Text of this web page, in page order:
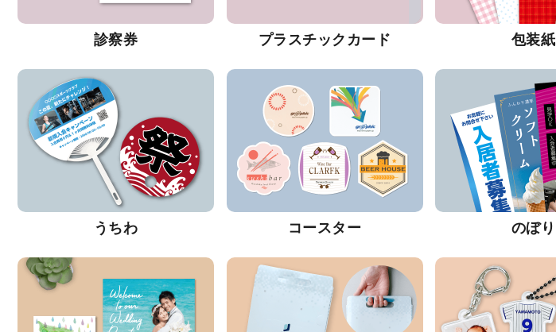
診察券 プラスチックカード 包装紙
うちわ コースター のぼり